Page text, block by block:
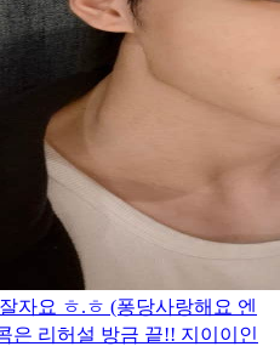
자요 ㅎ.ㅎ (퐁당사랑해요 엔
은 리허설 방금 끝!! 지이이인